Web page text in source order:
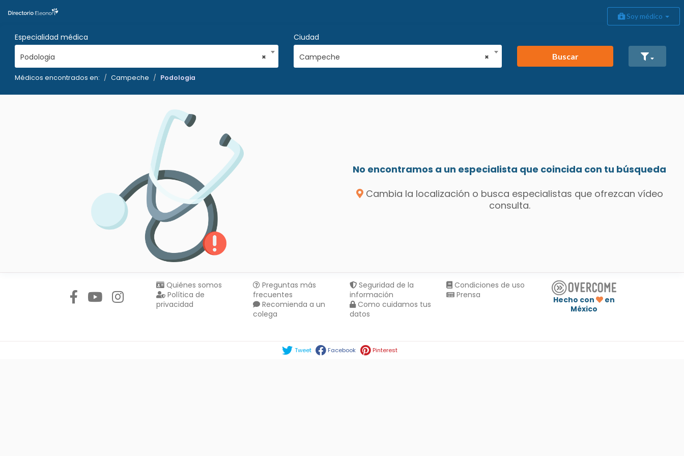
Soy médico
Especialidad médica
×
Podologia
Ciudad
×
Campeche Buscar
Médicos encontrados en: Campeche Podologia
No encontramos a un especialista que coincida con tu búsqueda
Cambia la localización o busca especialistas que ofrezcan vídeo
consulta.
Quiénes somos
Política de
privacidad
Preguntas más
frecuentes
Recomienda a un
colega
Seguridad de la
información
Como cuidamos tus
datos
Condiciones de uso
Prensa
Hecho con
en
México
Tweet Facebook Pinterest